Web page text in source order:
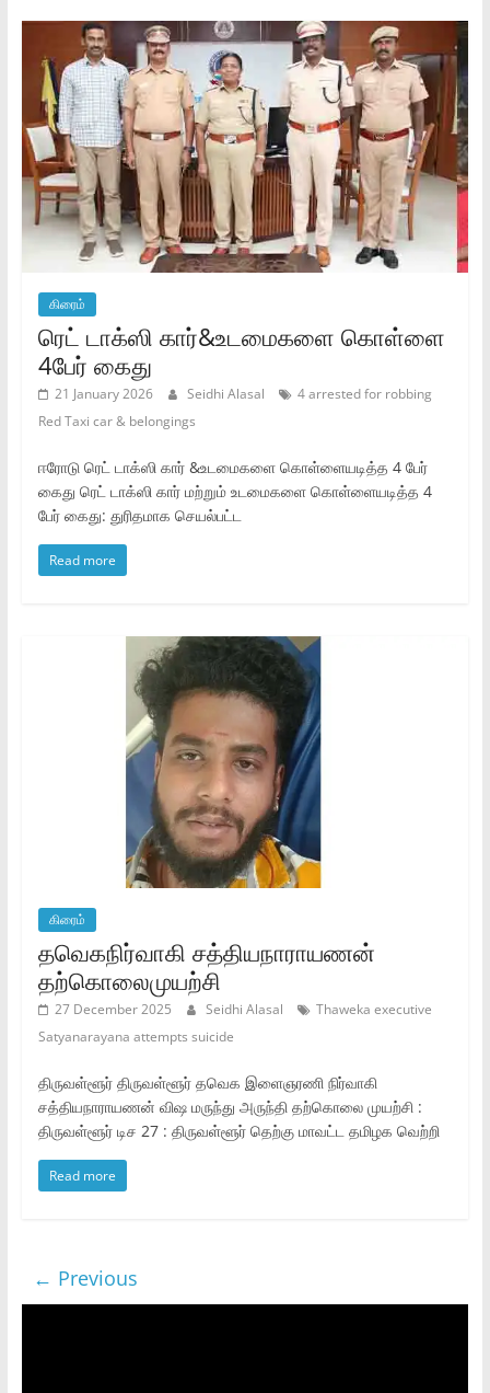
கிரைம்
ரெட் டாக்ஸி கார்&உடமைகளை கொள்ளை
4பேர் கைது
21 January 2026 Seidhi Alasal
4 arrested for robbing
Red Taxi car & belongings
ஈரோடு ரெட் டாக்ஸி கார் &உடமைகளை கொள்ளையடித்த 4 பேர்
கைது ரெட் டாக்ஸி கார் மற்றும் உடமைகளை கொள்ளையடித்த 4
பேர் கைது: துரிதமாக செயல்பட்ட
Read more
கிரைம்
தவெகநிர்வாகி சத்தியநாராயணன்
தற்கொலைமுயற்சி
27 December 2025 Seidhi Alasal
Thaweka executive
Satyanarayana attempts suicide
திருவள்ளூர் திருவள்ளூர் தவெக இளைஞரணி நிர்வாகி
சத்தியநாராயணன் விஷ மருந்து அருந்தி தற்கொலை முயற்சி :
திருவள்ளூர் டிச 27 : திருவள்ளூர் தெற்கு மாவட்ட தமிழக வெற்றி
Read more
← Previous